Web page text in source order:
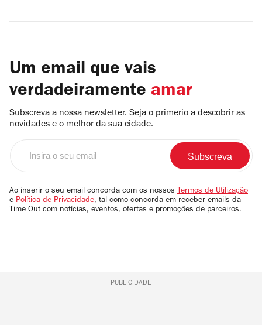
Um email que vais
verdadeiramente amar
Subscreva a nossa newsletter. Seja o primerio a descobrir as
novidades e o melhor da sua cidade.
Insira
email
Ao inserir o seu email concorda com os nossos Termos de Utilização
e Política de Privacidade, tal como concorda em receber emails da
Time Out com notícias, eventos, ofertas e promoções de parceiros.
PUBLICIDADE